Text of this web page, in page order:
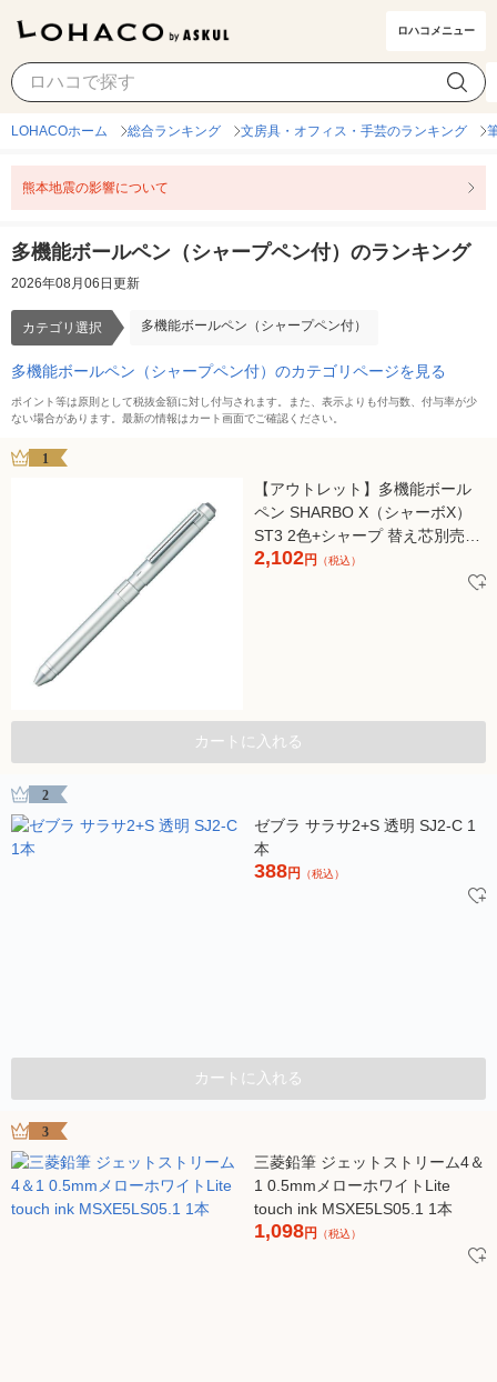
ロハコメニュー
多機能ボールペン（シャープペン付） カテゴリ選択
LOHACOホーム 総合ランキング 文房具・オフィス・手芸のランキング
熊本地震の影響について
多機能ボールペン（シャープペン付）のランキング
2026年08月06日更新
カテゴリ選択 多機能ボールペン（シャープペン付）
多機能ボールペン（シャープペン付）のカテゴリページを見る
ポイント等は原則として税抜金額に対し付与されます。また、表示よりも付与数、付与率が少
ない場合があります。最新の情報はカート画面でご確認ください。
1
【アウトレット】多機能ボール
ペン SHARBO X（シャーボX）
ST3 2色+シャープ 替え芯別売り
シルバー軸 SB14-S 1本 ゼブラ
2,102円 （税込）
カートに入れる
2
ゼブラ サラサ2+S 透明 SJ2-C 1
本
388円 （税込）
カートに入れる
3
三菱鉛筆 ジェットストリーム4＆
1 0.5mmメローホワイトLite
touch ink MSXE5LS05.1 1本
1,098円 （税込）